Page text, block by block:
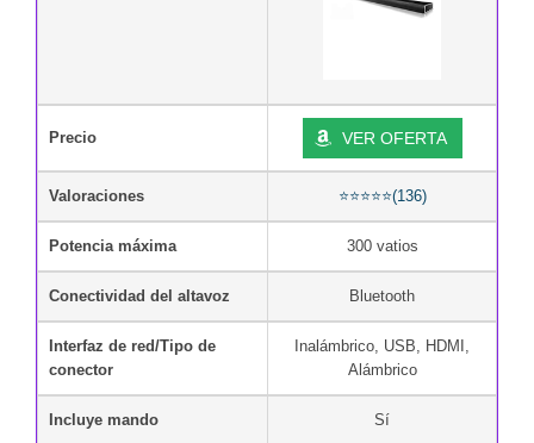
Precio VER OFERTA
Valoraciones ⭐⭐⭐⭐⭐(136)
Potencia máxima 300 vatios
Conectividad del altavoz Bluetooth
Interfaz de red/Tipo de
conector
Inalámbrico, USB, HDMI,
Alámbrico
Incluye mando Sí